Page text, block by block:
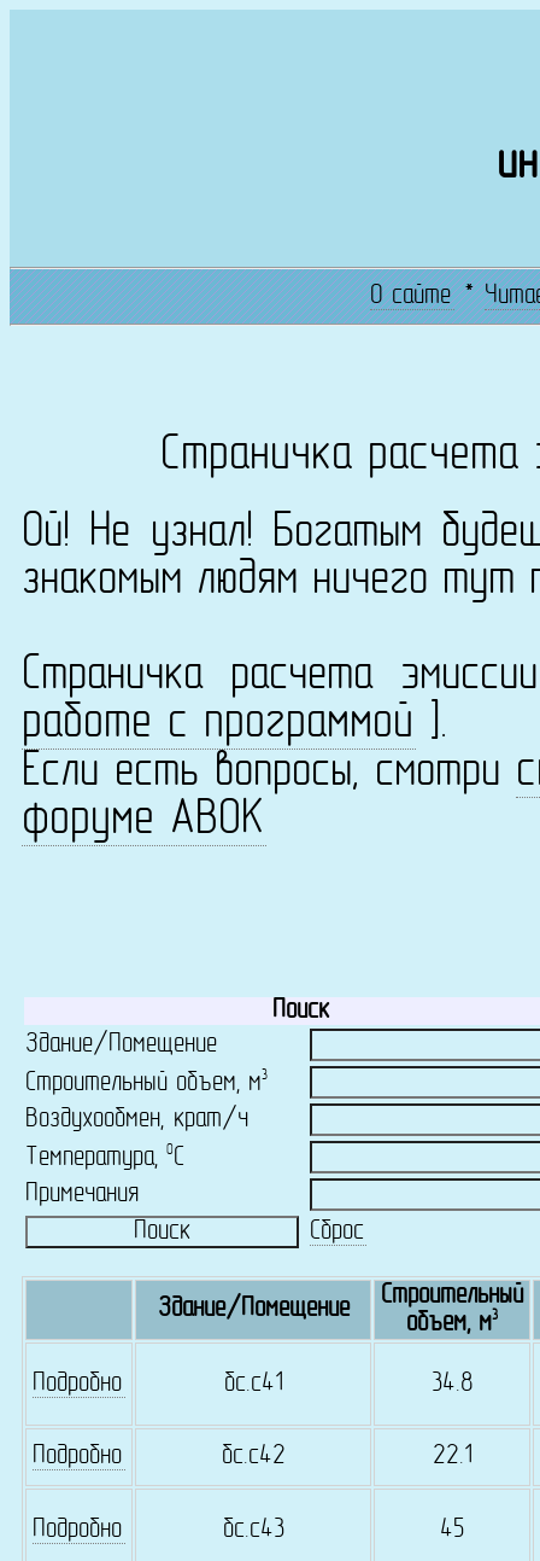
О сайте*
Страничка
Ой! Не узнал! Богатым
знакомым людям ничего тут
Страничка расчета
работе с программой ].
Если есть вопросы, смотри
форуме АВОК
Поиск
Здание/Помещение
Строительный объем, м3
Воздухообмен, крат/ч
Температура, 0C
Примечания
Сброс
Здание/Помещение
Строительный
объем, м3
Подробно бс.c41 34.8
Подробно бс.c42 22.1
Подробно бс.c43 45